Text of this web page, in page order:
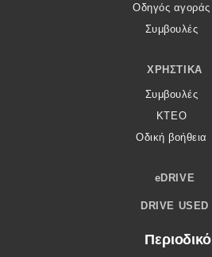
Οδηγός αγοράς
Συμβουλές
ΧΡΗΣΤΙΚΆ
Συμβουλές
ΚΤΕΟ
Οδική βοήθεια
eDRIVE
DRIVE USED
Περιοδικό